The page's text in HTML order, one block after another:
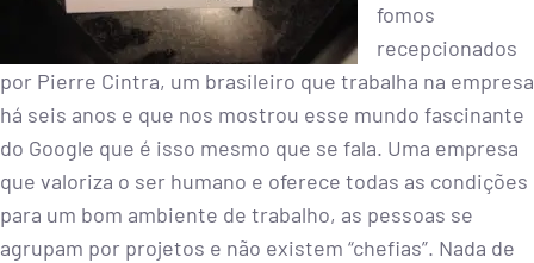
fomos
recepcionados
por Pierre Cintra, um brasileiro que trabalha na empresa
há seis anos e que nos mostrou esse mundo fascinante
do Google que é isso mesmo que se fala. Uma empresa
que valoriza o ser humano e oferece todas as condições
para um bom ambiente de trabalho, as pessoas se
agrupam por projetos e não existem “chefias”. Nada de